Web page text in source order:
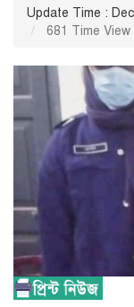
Update Time :
681 Time View